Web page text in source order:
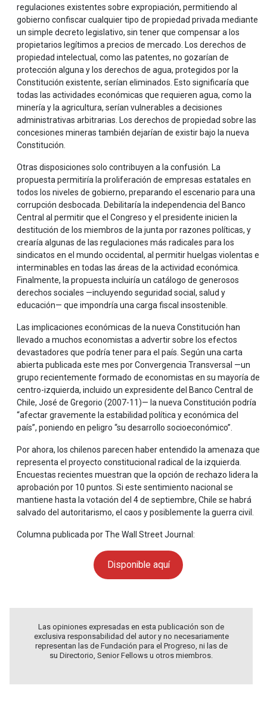
regulaciones existentes sobre expropiación, permitiendo al
gobierno confiscar cualquier tipo de propiedad privada mediante
un simple decreto legislativo, sin tener que compensar a los
propietarios legítimos a precios de mercado. Los derechos de
propiedad intelectual, como las patentes, no gozarían de
protección alguna y los derechos de agua, protegidos por la
Constitución existente, serían eliminados. Esto significaría que
todas las actividades económicas que requieren agua, como la
minería y la agricultura, serían vulnerables a decisiones
administrativas arbitrarias. Los derechos de propiedad sobre las
concesiones mineras también dejarían de existir bajo la nueva
Constitución.
Otras disposiciones solo contribuyen a la confusión. La
propuesta permitiría la proliferación de empresas estatales en
todos los niveles de gobierno, preparando el escenario para una
corrupción desbocada. Debilitaría la independencia del Banco
Central al permitir que el Congreso y el presidente inicien la
destitución de los miembros de la junta por razones políticas, y
crearía algunas de las regulaciones más radicales para los
sindicatos en el mundo occidental, al permitir huelgas violentas e
interminables en todas las áreas de la actividad económica.
Finalmente, la propuesta incluiría un catálogo de generosos
derechos sociales —incluyendo seguridad social, salud y
educación— que impondría una carga fiscal insostenible.
Las implicaciones económicas de la nueva Constitución han
llevado a muchos economistas a advertir sobre los efectos
devastadores que podría tener para el país. Según una carta
abierta publicada este mes por Convergencia Transversal —un
grupo recientemente formado de economistas en su mayoría de
centro-izquierda, incluido un expresidente del Banco Central de
Chile, José de Gregorio (2007-11)— la nueva Constitución podría
“afectar gravemente la estabilidad política y económica del
país”, poniendo en peligro “su desarrollo socioeconómico”.
Por ahora, los chilenos parecen haber entendido la amenaza que
representa el proyecto constitucional radical de la izquierda.
Encuestas recientes muestran que la opción de rechazo lidera la
aprobación por 10 puntos. Si este sentimiento nacional se
mantiene hasta la votación del 4 de septiembre, Chile se habrá
salvado del autoritarismo, el caos y posiblemente la guerra civil.
Columna publicada por The Wall Street Journal:
Disponible aquí
Las opiniones expresadas en esta publicación son de
exclusiva responsabilidad del autor y no necesariamente
representan las de Fundación para el Progreso, ni las de
su Directorio, Senior Fellows u otros miembros.